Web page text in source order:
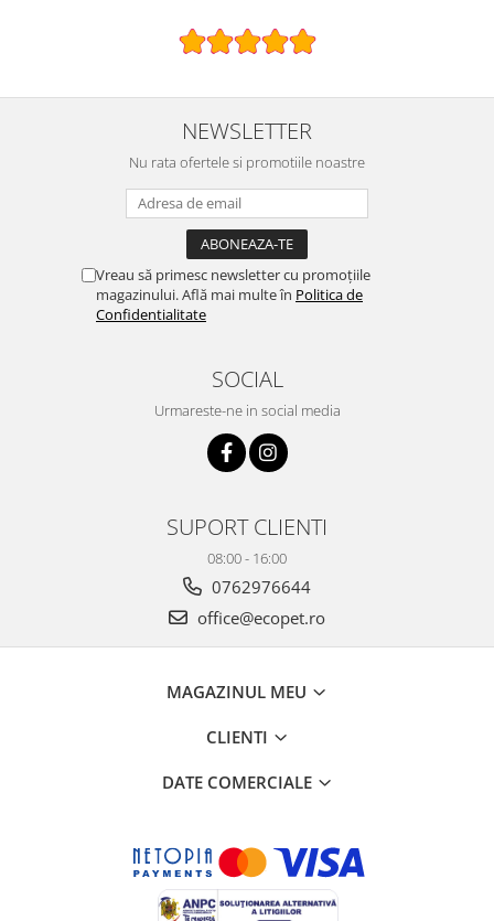
NEWSLETTER
Nu rata ofertele si promotiile noastre
Vreau să primesc newsletter cu promoțiile
magazinului. Află mai multe în Politica de
Confidentialitate
SOCIAL
Urmareste-ne in social media
SUPORT CLIENTI
08:00 - 16:00
0762976644
office@ecopet.ro
MAGAZINUL MEU
CLIENTI
DATE COMERCIALE